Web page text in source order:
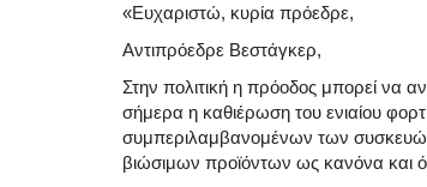
«Eυχαριστώ, κυρία πρόεδρε,
Αντιπρόεδρε Βεστάγκερ,
Στην πολιτική η πρόοδος μπορεί να
σήμερα η καθιέρωση του ενιαίου
συμπεριλαμβανομένων των
βιώσιμων προϊόντων ως κανόνα και